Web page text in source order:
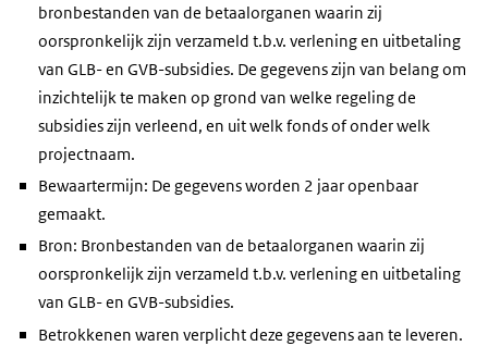
bronbestanden van de betaalorganen waarin zij
oorspronkelijk zijn verzameld t.b.v. verlening en uitbetaling
van GLB- en GVB-subsidies. De gegevens zijn van belang om
inzichtelijk te maken op grond van welke regeling de
subsidies zijn verleend, en uit welk fonds of onder welk
projectnaam.
Bewaartermijn: De gegevens worden 2 jaar openbaar
gemaakt.
Bron: Bronbestanden van de betaalorganen waarin zij
oorspronkelijk zijn verzameld t.b.v. verlening en uitbetaling
van GLB- en GVB-subsidies.
Betrokkenen waren verplicht deze gegevens aan te leveren.